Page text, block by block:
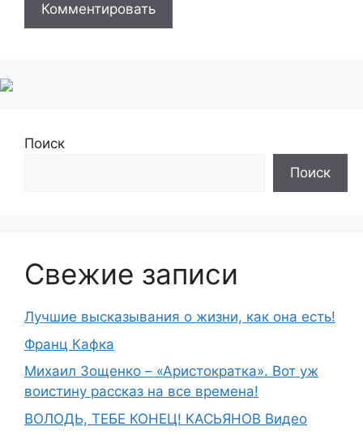
Поиск
Поиск
Свежие записи
Лучшие высказывания о жизни, как она есть!
Франц Кафка
Михаил Зощенко – «Аристократка». Вот уж
воистину рассказ на все времена!
ВОЛОДЬ, ТЕБЕ КОНЕЦ! КАСЬЯНОВ Видео